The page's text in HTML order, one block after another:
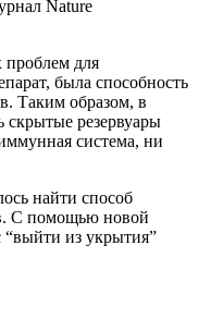
Nature
проблем для
была способность
Таким образом, в
скрытые резервуары
система, ни
найти способ
С помощью новой
“выйти из укрытия”